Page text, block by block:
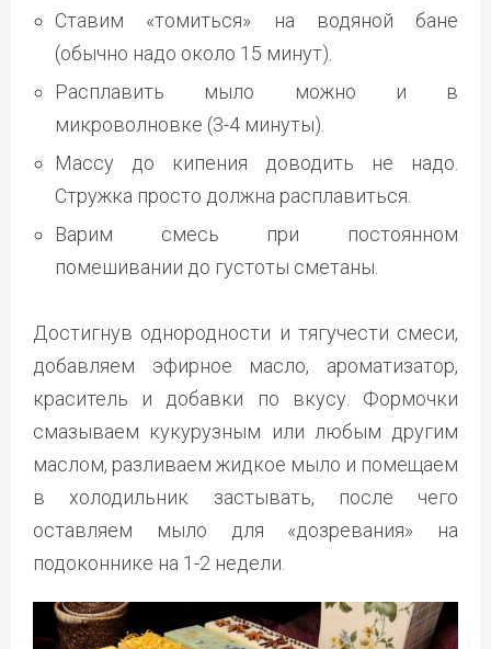
Ставим «томиться» на водяной бане
(обычно надо около 15 минут).
Расплавить мыло можно и в
микроволновке (3-4 минуты).
Массу до кипения доводить не надо.
Стружка просто должна расплавиться.
Варим смесь при постоянном
помешивании до густоты сметаны.
Достигнув однородности и тягучести смеси,
добавляем эфирное масло, ароматизатор,
краситель и добавки по вкусу. Формочки
смазываем кукурузным или любым другим
маслом, разливаем жидкое мыло и помещаем
в холодильник застывать, после чего
оставляем мыло для «дозревания» на
подоконнике на 1-2 недели.